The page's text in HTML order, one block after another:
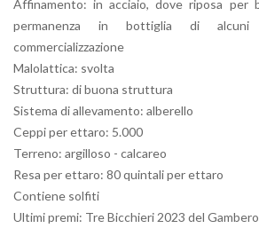
Affinamento: in acciaio, dove riposa per
permanenza in bottiglia di
commercializzazione
Malolattica: svolta
Struttura: di buona struttura
Sistema di allevamento: alberello
Ceppi per ettaro: 5.000
Terreno: argilloso - calcareo
Resa per ettaro: 80 quintali per ettaro
Contiene solfiti
Ultimi premi: Tre Bicchieri 2023 del